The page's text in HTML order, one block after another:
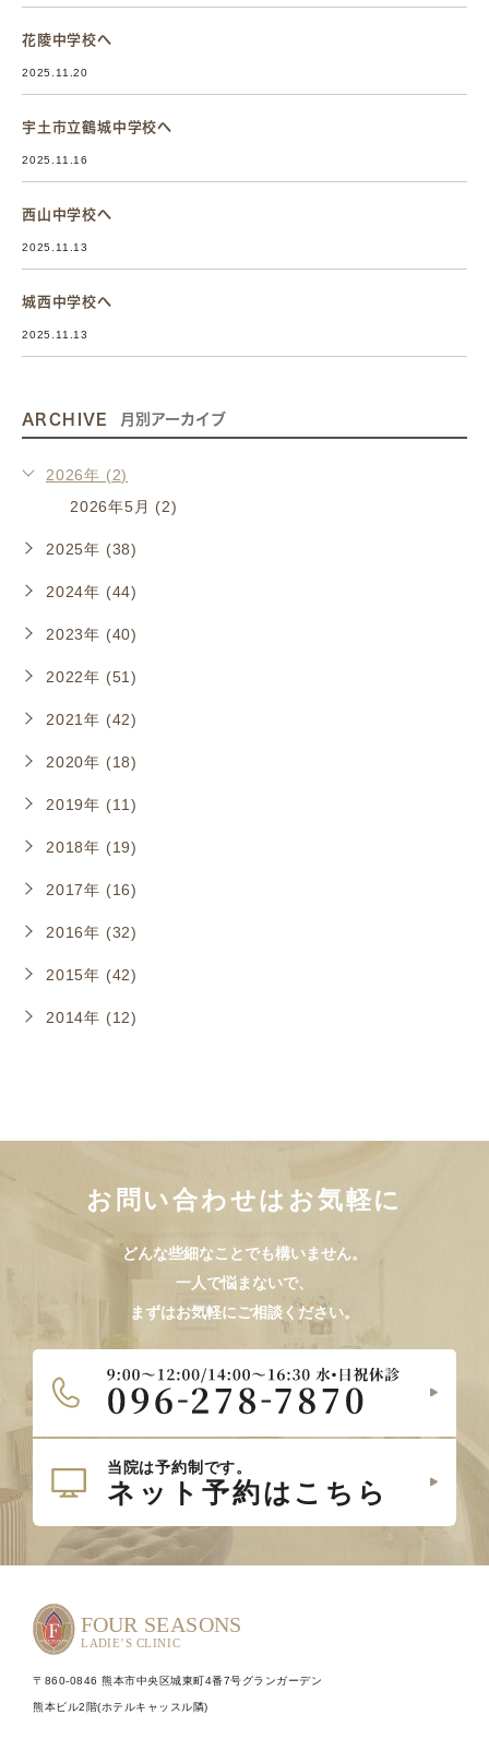
花陵中学校へ
2025.11.20
宇土市立鶴城中学校へ
2025.11.16
西山中学校へ
2025.11.13
城西中学校へ
2025.11.13
ARCHIVE 月別アーカイブ
2026年 (2)
2026年5月 (2)
2025年 (38)
2024年 (44)
2023年 (40)
2022年 (51)
2021年 (42)
2020年 (18)
2019年 (11)
2018年 (19)
2017年 (16)
2016年 (32)
2015年 (42)
2014年 (12)
お問い合わせはお気軽に
どんな些細なことでも構いません。
一人で悩まないで、
まずはお気軽にご相談ください。
〒860-0846 熊本市中央区城東町4番7号グランガーデン
熊本ビル2階(ホテルキャッスル隣)